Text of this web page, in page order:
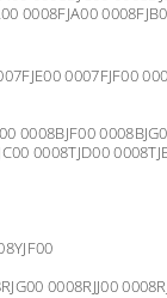
0008FJA00
0007FJF00
0008BJF00
0008TJD00
0008RJJ00